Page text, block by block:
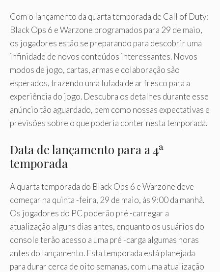
Com o lançamento da quarta temporada de Call of Duty:
Black Ops 6 e Warzone programados para 29 de maio,
os jogadores estão se preparando para descobrir uma
infinidade de novos conteúdos interessantes. Novos
modos de jogo, cartas, armas e colaboração são
esperados, trazendo uma lufada de ar fresco para a
experiência do jogo. Descubra os detalhes durante esse
anúncio tão aguardado, bem como nossas expectativas e
previsões sobre o que poderia conter nesta temporada.
Data de lançamento para a 4ª
temporada
A quarta temporada do Black Ops 6 e Warzone deve
começar na quinta -feira, 29 de maio, às 9:00 da manhã.
Os jogadores do PC poderão pré -carregar a
atualização alguns dias antes, enquanto os usuários do
console terão acesso a uma pré -carga algumas horas
antes do lançamento. Esta temporada está planejada
para durar cerca de oito semanas, com uma atualização